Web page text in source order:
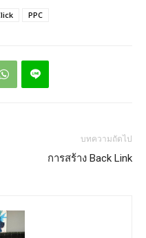
PPC
บทความถัดไป
การสร้าง Back Link